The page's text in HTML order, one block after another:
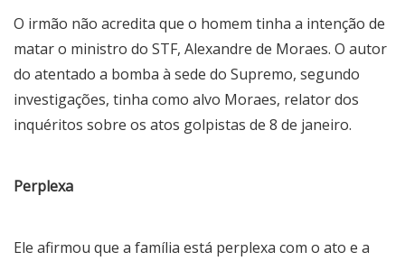
O irmão não acredita que o homem tinha a intenção de
matar o ministro do STF, Alexandre de Moraes. O autor
do atentado a bomba à sede do Supremo, segundo
investigações, tinha como alvo Moraes, relator dos
inquéritos sobre os atos golpistas de 8 de janeiro.
Perplexa
Ele afirmou que a família está perplexa com o ato e a